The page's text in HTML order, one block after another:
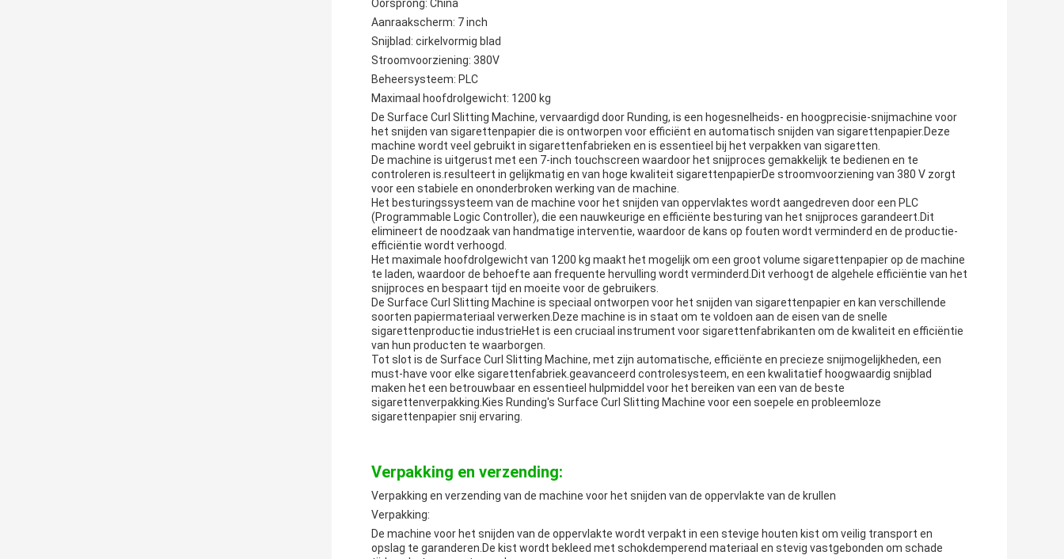
Oorsprong: China
Aanraakscherm: 7 inch
Snijblad: cirkelvormig blad
Stroomvoorziening: 380V
Beheersysteem: PLC
Maximaal hoofdrolgewicht: 1200 kg
De Surface Curl Slitting Machine, vervaardigd door Runding, is een hogesnelheids- en hoogprecisie-snijmachine voor
het snijden van sigarettenpapier die is ontworpen voor efficiënt en automatisch snijden van sigarettenpapier.Deze
machine wordt veel gebruikt in sigarettenfabrieken en is essentieel bij het verpakken van sigaretten.
De machine is uitgerust met een 7-inch touchscreen waardoor het snijproces gemakkelijk te bedienen en te
controleren is.resulteert in gelijkmatig en van hoge kwaliteit sigarettenpapierDe stroomvoorziening van 380 V zorgt
voor een stabiele en ononderbroken werking van de machine.
Het besturingssysteem van de machine voor het snijden van oppervlaktes wordt aangedreven door een PLC
(Programmable Logic Controller), die een nauwkeurige en efficiënte besturing van het snijproces garandeert.Dit
elimineert de noodzaak van handmatige interventie, waardoor de kans op fouten wordt verminderd en de productie-
efficiëntie wordt verhoogd.
Het maximale hoofdrolgewicht van 1200 kg maakt het mogelijk om een groot volume sigarettenpapier op de machine
te laden, waardoor de behoefte aan frequente hervulling wordt verminderd.Dit verhoogt de algehele efficiëntie van het
snijproces en bespaart tijd en moeite voor de gebruikers.
De Surface Curl Slitting Machine is speciaal ontworpen voor het snijden van sigarettenpapier en kan verschillende
soorten papiermateriaal verwerken.Deze machine is in staat om te voldoen aan de eisen van de snelle
sigarettenproductie industrieHet is een cruciaal instrument voor sigarettenfabrikanten om de kwaliteit en efficiëntie
van hun producten te waarborgen.
Tot slot is de Surface Curl Slitting Machine, met zijn automatische, efficiënte en precieze snijmogelijkheden, een
must-have voor elke sigarettenfabriek.geavanceerd controlesysteem, en een kwalitatief hoogwaardig snijblad
maken het een betrouwbaar en essentieel hulpmiddel voor het bereiken van een van de beste
sigarettenverpakking.Kies Runding's Surface Curl Slitting Machine voor een soepele en probleemloze
sigarettenpapier snij ervaring.
Verpakking en verzending:
Verpakking en verzending van de machine voor het snijden van de oppervlakte van de krullen
Verpakking:
De machine voor het snijden van de oppervlakte wordt verpakt in een stevige houten kist om veilig transport en
opslag te garanderen.De kist wordt bekleed met schokdemperend materiaal en stevig vastgebonden om schade